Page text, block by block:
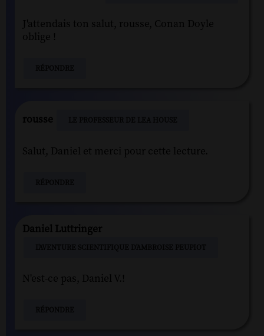
J'attendais ton salut, rousse, Conan Doyle
oblige !
rousse
Salut, Daniel et merci pour cette lecture.
Daniel Luttringer
N'est-ce pas, Daniel V.!